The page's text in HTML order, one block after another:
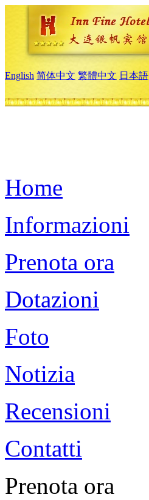
English 简体中文 繁體中文 日本語
Home
Informazioni
Prenota ora
Dotazioni
Foto
Notizia
Recensioni
Contatti
Prenota ora